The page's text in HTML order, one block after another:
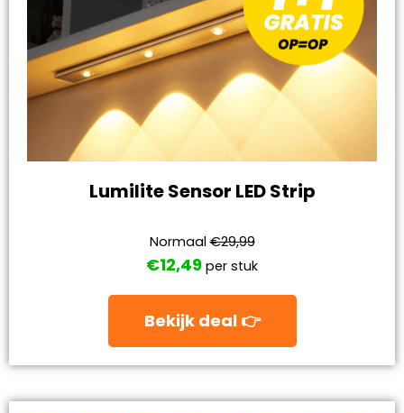
Lumilite Sensor LED Strip
Normaal€29,99
€12,49 per stuk
Bekijk deal 👉